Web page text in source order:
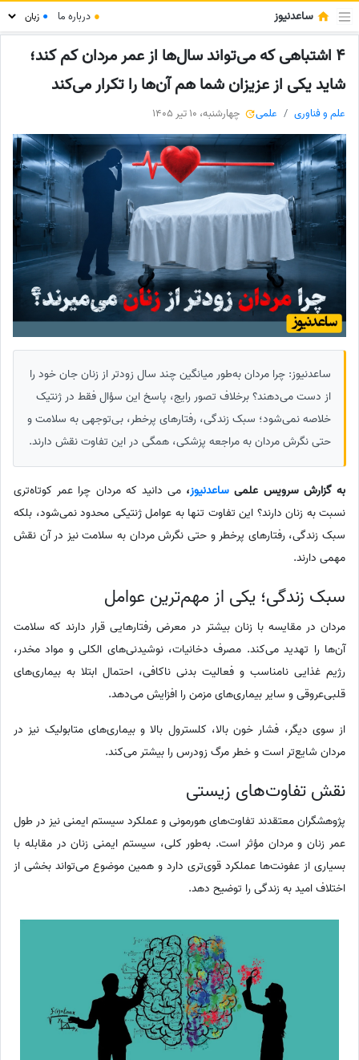
ساعدنیوز ● درباره ما ●
4 اشتباهی که می‌تواند سال‌ها از عمر مردان کم کند؛
شاید یکی از عزیزان شما هم آن‌ها را تکرار می‌کند
علم و فناوری علمی چهارشنبه، 10 تیر 1405
ساعدنیوز: چرا مردان به‌طور میانگین چند سال زودتر از زنان جان خود را
از دست می‌دهند؟ برخلاف تصور رایج، پاسخ این سؤال فقط در ژنتیک
خلاصه نمی‌شود؛ سبک زندگی، رفتارهای پرخطر، بی‌توجهی به سلامت و
حتی نگرش مردان به مراجعه پزشکی، همگی در این تفاوت نقش دارند.
به گزارش سرویس علمی ساعدنیوز، می دانید که مردان چرا عمر کوتاه‌تری
نسبت به زنان دارند؟ این تفاوت تنها به عوامل ژنتیکی محدود نمی‌شود، بلکه
سبک زندگی، رفتارهای پرخطر و حتی نگرش مردان به سلامت نیز در آن نقش
مهمی دارند.
سبک زندگی؛ یکی از مهم‌ترین عوامل
مردان در مقایسه با زنان بیشتر در معرض رفتارهایی قرار دارند که سلامت
آن‌ها را تهدید می‌کند. مصرف دخانیات، نوشیدنی‌های الکلی و مواد مخدر،
رژیم غذایی نامناسب و فعالیت بدنی ناکافی، احتمال ابتلا به بیماری‌های
قلبی‌عروقی و سایر بیماری‌های مزمن را افزایش می‌دهد.
از سوی دیگر، فشار خون بالا، کلسترول بالا و بیماری‌های متابولیک نیز در
مردان شایع‌تر است و خطر مرگ زودرس را بیشتر می‌کند.
نقش تفاوت‌های زیستی
پژوهشگران معتقدند تفاوت‌های هورمونی و عملکرد سیستم ایمنی نیز در طول
عمر زنان و مردان مؤثر است. به‌طور کلی، سیستم ایمنی زنان در مقابله با
بسیاری از عفونت‌ها عملکرد قوی‌تری دارد و همین موضوع می‌تواند بخشی از
اختلاف امید به زندگی را توضیح دهد.